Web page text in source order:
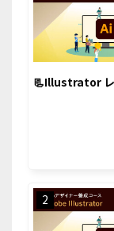
📃Illustrator
2